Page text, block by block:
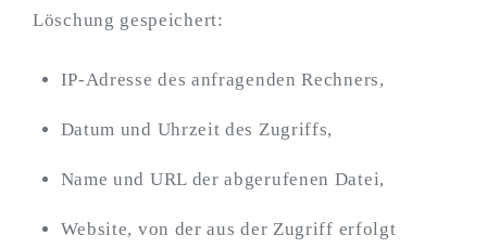
Löschung gespeichert:
IP-Adresse des anfragenden Rechners,
Datum und Uhrzeit des Zugriffs,
Name und URL der abgerufenen Datei,
Website, von der aus der Zugriff erfolgt